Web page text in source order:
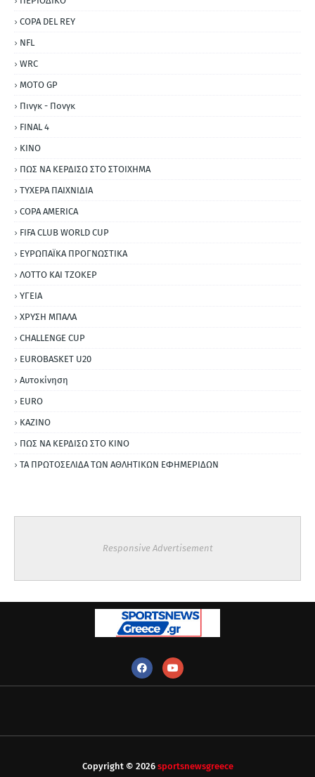
COPA DEL REY
NFL
WRC
MOTO GP
Πινγκ - Πονγκ
FINAL 4
ΚΙΝΟ
ΠΩΣ ΝΑ ΚΕΡΔΙΣΩ ΣΤΟ ΣΤΟΙΧΗΜΑ
ΤΥΧΕΡΑ ΠΑΙΧΝΙΔΙΑ
COPA AMERICA
FIFA CLUB WORLD CUP
ΕΥΡΩΠΑΪΚΑ ΠΡΟΓΝΩΣΤΙΚΑ
ΛΟΤΤΟ ΚΑΙ ΤΖΟΚΕΡ
ΥΓΕΙΑ
ΧΡΥΣΗ ΜΠΑΛΑ
CHALLENGE CUP
EUROBASKET U20
Αυτοκίνηση
ΕURO
ΚΑΖΙΝΟ
ΠΩΣ ΝΑ ΚΕΡΔΙΣΩ ΣΤΟ ΚΙΝΟ
ΤΑ ΠΡΩΤΟΣΕΛΙΔΑ ΤΩΝ ΑΘΛΗΤΙΚΩΝ ΕΦΗΜΕΡΙΔΩΝ
Responsive Advertisement
Copyright © 2026 sportsnewsgreece